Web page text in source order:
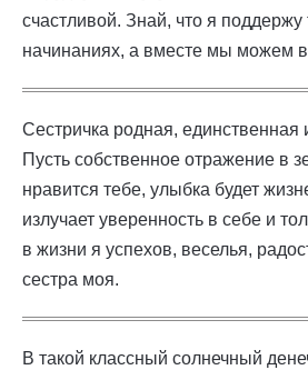
счастливой. Знай, что я
начинаниях, а вместе мы можем
Сестричка родная, единственная
Пусть собственное отражение в
нравится тебе, улыбка будет
излучает уверенность в себе и
в жизни я успехов, веселья,
сестра моя.
В такой классный солнечный